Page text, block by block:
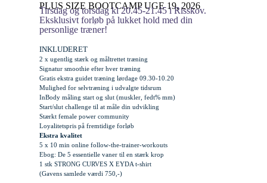
PLUS SIZE BOOTCAMP UGE 19, 2026
Tirsdag og torsdag kl 20.45-21.45 i Risskov.
Eksklusivt forløb på lukket hold med din
personlige træner!
INKLUDERET
2 x ugentlig stærk og måltrettet træning
Signatur smoothie efter hver træning
Gratis ekstra guidet træning lørdage 09.30-10.20
Mulighed for selvtræning i udvalgte tidsrum
InBody måling start og slut (muskler, fedt% mm)
Start/slut challenge til at måle din udvikling
Stærkt female power community
Loyalitetspris på fremtidige forløb
Ekstra kvalitet
5 x 10 min online follow-the-trainer-workouts
Ebog: De 5 essentielle vaner til en stærk krop
1 stk STRONG CURVES X EYDA t-shirt
(Gavens samlede værdi 750,-)